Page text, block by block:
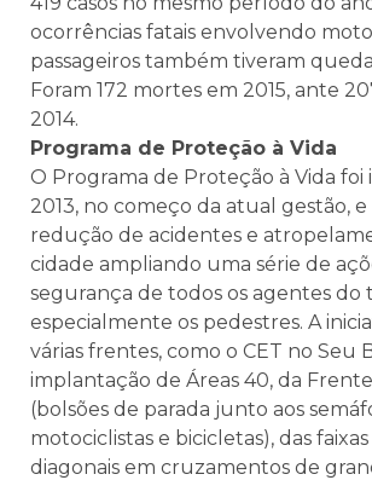
ocorrências fatais envolvendo
passageiros também tiveram
Foram 172 mortes em 2015, ante
2014.
Programa de Proteção à Vida
O Programa de Proteção à Vida foi
2013, no começo da atual gestão, e
redução de acidentes e
cidade ampliando uma série de
segurança de todos os agentes do
especialmente os pedestres. A
várias frentes, como o CET no Seu
implantação de Áreas 40, da
(bolsões de parada junto aos
motociclistas e bicicletas), das
diagonais em cruzamentos de